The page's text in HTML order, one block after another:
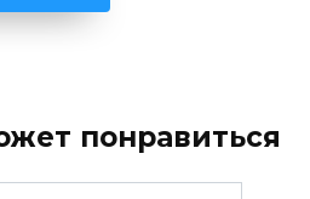
понравиться